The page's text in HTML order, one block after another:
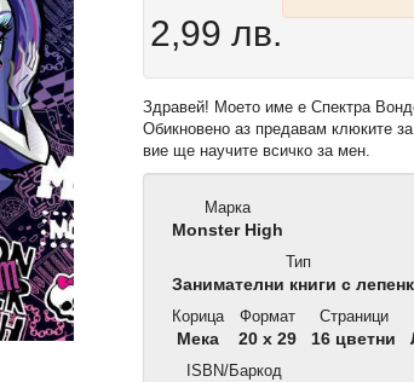
2,99 лв.
Здравей! Моето име е Спектра
Обикновено аз предавам клюките
вие ще научите всичко за мен.
Марка
Monster High
Тип
Занимателни книги с
Корица
Мека
Формат
20 x 29
Страници
16 цветни
ISBN/Баркод